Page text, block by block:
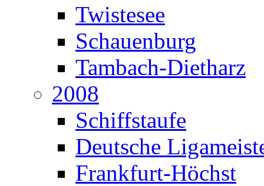
Twistesee
Schauenburg
Tambach-Dietharz
2008
Schiffstaufe
Deutsche
Frankfurt-Höchst